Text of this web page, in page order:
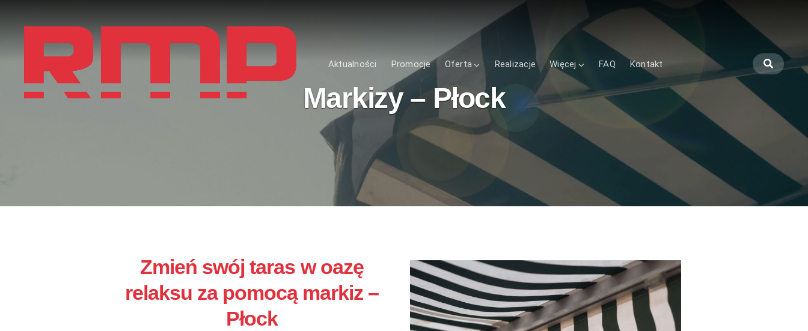
Aktualności Promocje Oferta Realizacje Więcej FAQ Kontakt
Markizy – Płock
Zmień swój taras w oazę
relaksu za pomocą markiz –
Płock